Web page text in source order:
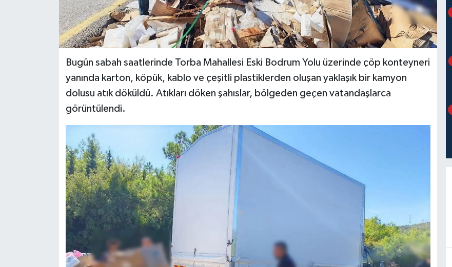
Bugün sabah saatlerinde Torba Mahallesi Eski Bodrum Yolu üzerinde çöp konteyneri
yanında karton, köpük, kablo ve çeşitli plastiklerden oluşan yaklaşık bir kamyon
dolusu atık döküldü. Atıkları döken şahıslar, bölgeden geçen vatandaşlarca
görüntülendi.